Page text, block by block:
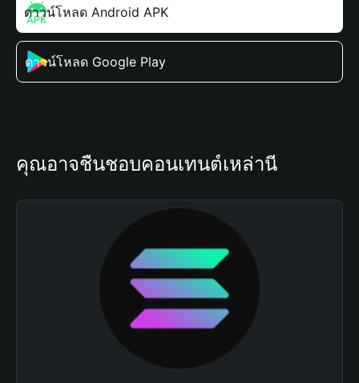
ดาวน์โหลด Android APK
ดาวน์โหลด Google Play
คุณอาจชื่นชอบคอนเทนต์เหล่านี้